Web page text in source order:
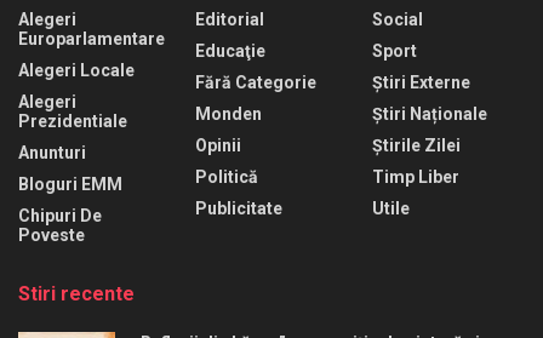
Alegeri
Europarlamentare
Alegeri Locale
Alegeri
Prezidentiale
Anunturi
Bloguri EMM
Chipuri De
Poveste
Editorial
Educaţie
Fără Categorie
Monden
Opinii
Politică
Publicitate
Social
Sport
Știri Externe
Știri Naționale
Știrile Zilei
Timp Liber
Utile
Stiri recente